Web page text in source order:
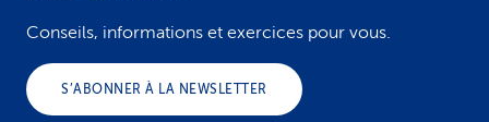
Conseils, informations et exercices pour vous.
S’ABONNER À LA NEWSLETTER